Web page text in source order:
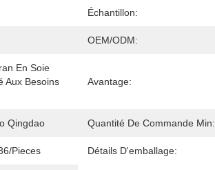
Échantillon:
OEM/ODM:
En Soie
Aux Besoins
Avantage:
Qingdao Quantité De Commande Min:
pieces Détails D'emballage: